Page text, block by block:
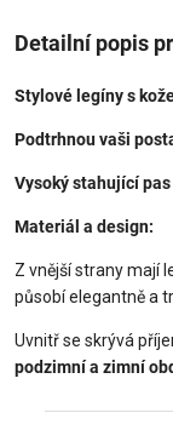
Detailní popis
Stylové legíny s
Podtrhnou vaši
Vysoký stahující pas
Materiál a design:
Z vnější strany mají
působí elegantně a
Uvnitř se skrývá
podzimní a zimní